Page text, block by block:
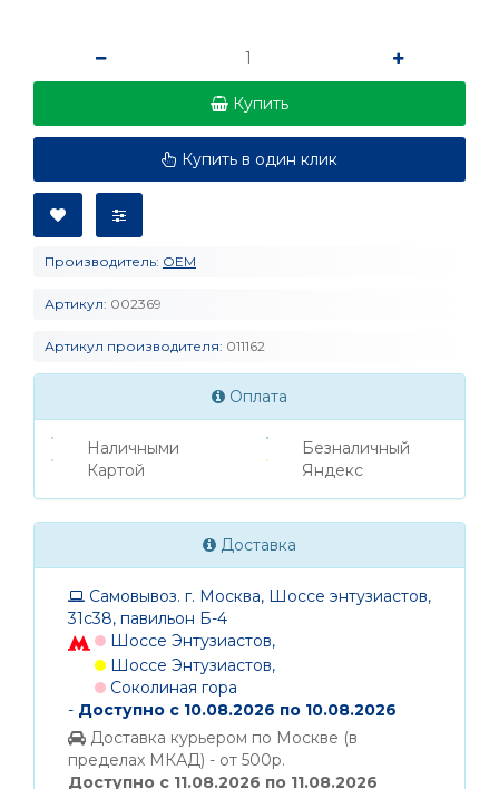
Купить
Купить в один клик
Производитель: OEM
Артикул: 002369
Артикул производителя: 011162
Оплата
Наличными
Картой
Безналичный
Яндекс
Доставка
Самовывоз. г. Москва, Шоссе энтузиастов,
31с38, павильон Б-4
Шоссе Энтузиастов,
Шоссе Энтузиастов,
Соколиная гора
- Доступно с 10.08.2026 по 10.08.2026
Доставка курьером по Москве (в
пределах МКАД) - от 500р.
Доступно с 11.08.2026 по 11.08.2026